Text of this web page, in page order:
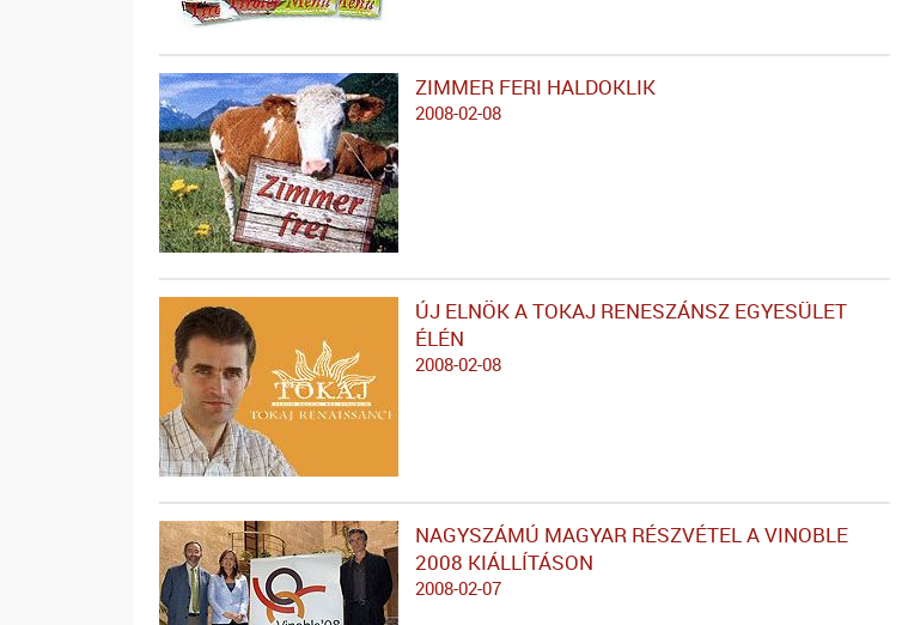
ZIMMER FERI HALDOKLIK
2008-02-08
ÚJ ELNÖK A TOKAJ RENESZÁNSZ EGYESÜLET
ÉLÉN
2008-02-08
NAGYSZÁMÚ MAGYAR RÉSZVÉTEL A VINOBLE
2008 KIÁLLÍTÁSON
2008-02-07